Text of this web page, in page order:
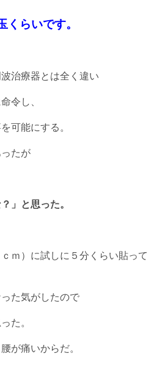
らいです。
治療器とは全く違い
令し、
可能にする。
たが
」と思った。
ｍ）に試しに５分くらい貼って
た気がしたので
た。
が痛いからだ。